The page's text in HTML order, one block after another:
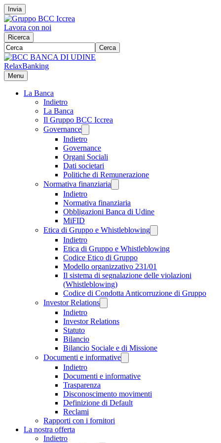
Invia
Lavora con noi
Ricerca
Cerca
RelaxBanking
Menu
La Banca
Indietro
La Banca
Il Gruppo BCC Iccrea
Governance
Indietro
Governance
Organi Sociali
Dati societari
Politiche di Remunerazione
Normativa finanziaria
Indietro
Normativa finanziaria
Obbligazioni Banca di Udine
MiFID
Etica di Gruppo e Whistleblowing
Indietro
Etica di Gruppo e Whistleblowing
Codice Etico di Gruppo
Modello organizzativo 231/01
Il sistema di segnalazione delle violazioni
(Whistleblowing)
Codice di Condotta Anticorruzione di Gruppo
Investor Relations
Indietro
Investor Relations
Statuto
Bilancio
Bilancio Sociale e di Missione
Documenti e informative
Indietro
Documenti e informative
Trasparenza
Disconoscimento movimenti
Definizione di Default
Reclami
Rapporti con i fornitori
La nostra offerta
Indietro